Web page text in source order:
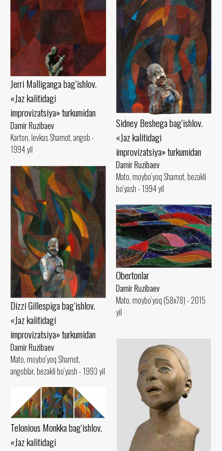
Jerri Malliganga bag‘ishlov.
«Jaz kalitidagi
improvizatsiya» turkumidan
Damir Ruzibaev
Karton, levkas Shamot, angob -
1994 yil
Sidney Beshega bag‘ishlov.
«Jaz kalitidagi
improvizatsiya» turkumidan
Damir Ruzibaev
Mato, moybo‘yoq Shamot, bezakli
bo‘yash - 1994 yil
Dizzi Gillespiga bag‘ishlov.
«Jaz kalitidagi
improvizatsiya» turkumidan
Damir Ruzibaev
Mato, moybo‘yoq Shamot,
angoblar, bezakli bo‘yash - 1993 yil
Obertonlar
Damir Ruzibaev
Mato, moybo‘yoq (58x78) - 2015
yil
Telonious Monkka bag‘ishlov.
«Jaz kalitidagi